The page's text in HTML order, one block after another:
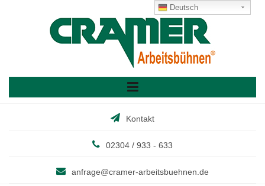
Kontakt
02304 / 933 - 633
anfrage@cramer-arbeitsbuehnen.de
Deutsch